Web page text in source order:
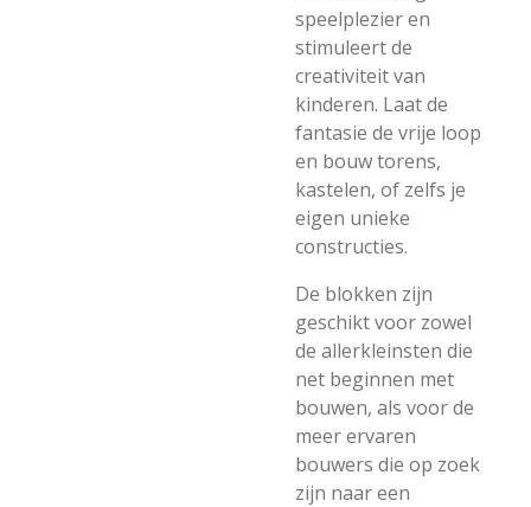
speelplezier en
stimuleert de
creativiteit van
kinderen. Laat de
fantasie de vrije loop
en bouw torens,
kastelen, of zelfs je
eigen unieke
constructies.
De blokken zijn
geschikt voor zowel
de allerkleinsten die
net beginnen met
bouwen, als voor de
meer ervaren
bouwers die op zoek
zijn naar een